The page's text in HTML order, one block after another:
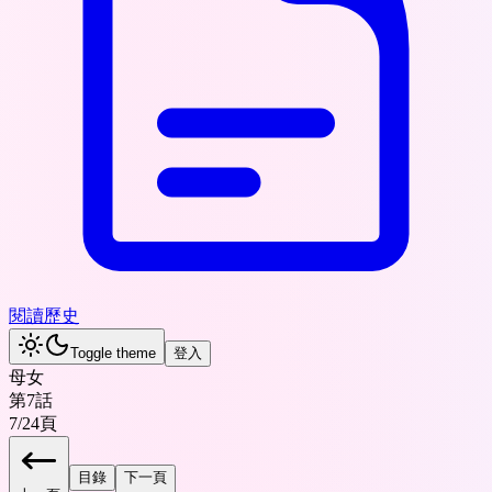
閱讀歷史
Toggle theme 登入
母女
第7話
7/24頁
目錄 下一頁